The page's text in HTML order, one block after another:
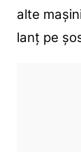
alte
lanț pe